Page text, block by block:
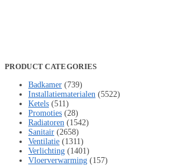
PRODUCT CATEGORIES
Badkamer (739)
Installatiematerialen (5522)
Ketels (511)
Promoties (28)
Radiatoren (1542)
Sanitair (2658)
Ventilatie (1311)
Verlichting (1401)
Vloerverwarming (157)